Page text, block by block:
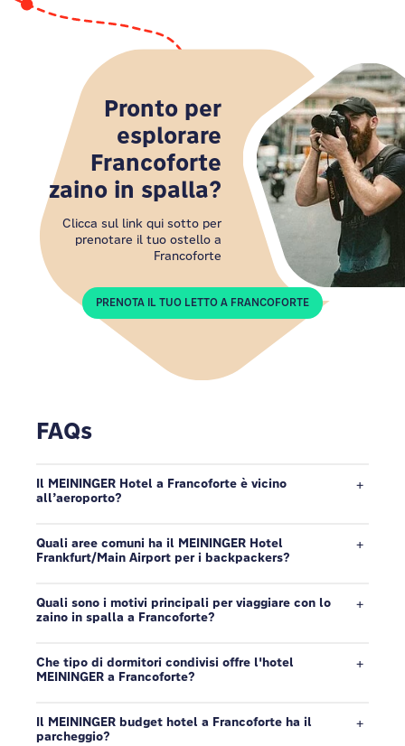
Pronto per
esplorare
Francoforte
zaino in spalla?
Clicca sul link qui sotto per
prenotare il tuo ostello a
Francoforte
PRENOTA IL TUO LETTO A FRANCOFORTE
FAQs
Il MEININGER Hotel a Francoforte è vicino
all’aeroporto?
Quali aree comuni ha il MEININGER Hotel
Frankfurt/Main Airport per i backpackers?
Quali sono i motivi principali per viaggiare con lo
zaino in spalla a Francoforte?
Che tipo di dormitori condivisi offre l'hotel
MEININGER a Francoforte?
Il MEININGER budget hotel a Francoforte ha il
parcheggio?